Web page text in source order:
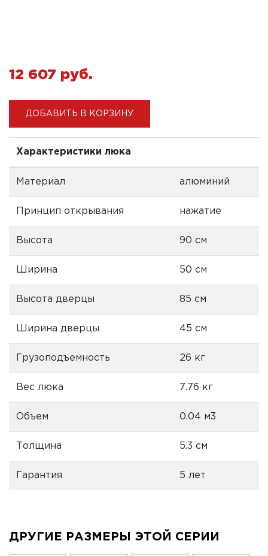
12 607 pуб.
ДОБАВИТЬ В КОРЗИНУ
Характеристики люка
Материал алюминий
Принцип открывания нажатие
Высота 90 см
Ширина 50 см
Высота дверцы 85 см
Ширина дверцы 45 см
Грузоподъемность 26 кг
Вес люка 7.76 кг
Объем 0.04 м3
Толщина 5.3 см
Гарантия 5 лет
ДРУГИЕ РАЗМЕРЫ ЭТОЙ СЕРИИ